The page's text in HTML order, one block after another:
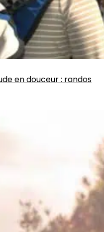
en douceur : randos